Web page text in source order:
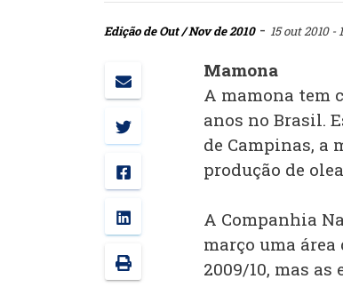
Edição de Out / Nov de 2010- 15 out 2010 -
Mamona
A mamona tem
anos no Brasil.
de Campinas, a
produção de
A Companhia
março uma
2009/10, mas